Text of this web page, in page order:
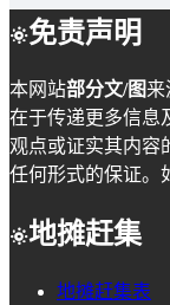
免责声明
本网站部分文/图来
在于传递更多信息
观点或证实其内容
任何形式的保证。
地摊赶集
地摊赶集表